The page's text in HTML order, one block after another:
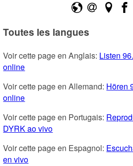
Toutes les langues
Voir cette page en Anglais: Listen
online
Voir cette page en Allemand: Hören
online
Voir cette page en Portugais:
DYRK ao vivo
Voir cette page en Espagnol:
en vivo